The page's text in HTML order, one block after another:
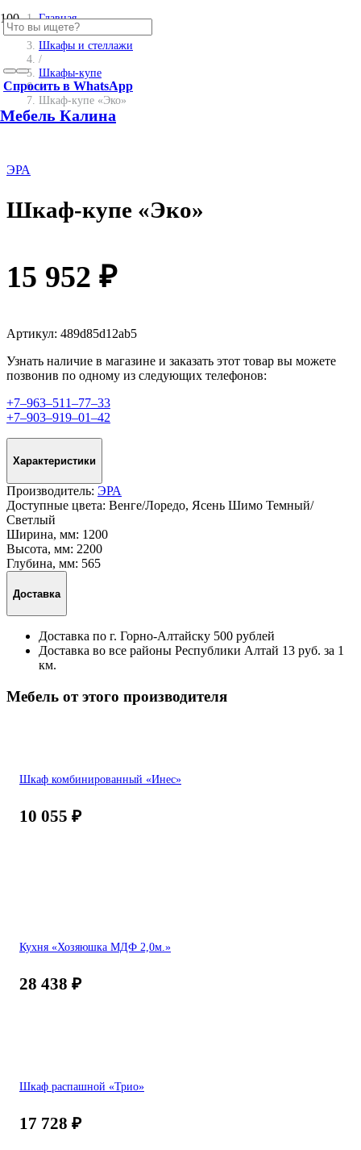
Спросить в WhatsApp
Мебель Калина
Главная
/
Шкафы и стеллажи
/
Шкафы-купе
/
Шкаф-купе «Эко»
ЭРА
Шкаф-купе «Эко»
15 952 ₽
Артикул: 489d85d12ab5
Узнать наличие в магазине и заказать этот товар вы можете
позвонив по одному из следующих телефонов:
+7‒963‒511‒77‒33
+7‒903‒919‒01‒42
Характеристики
Производитель: ЭРА
Доступные цвета: Венге/Лоредо, Ясень Шимо Темный/
Светлый
Ширина, мм: 1200
Высота, мм: 2200
Глубина, мм: 565
Доставка
Доставка по г. Горно-Алтайску 500 рублей
Доставка во все районы Республики Алтай 13 руб. за 1
км.
Мебель от этого производителя
Шкаф комбинированный «Инес»
10 055 ₽
Кухня «Хозяюшка МДФ 2,0м.»
28 438 ₽
Шкаф распашной «Трио»
17 728 ₽